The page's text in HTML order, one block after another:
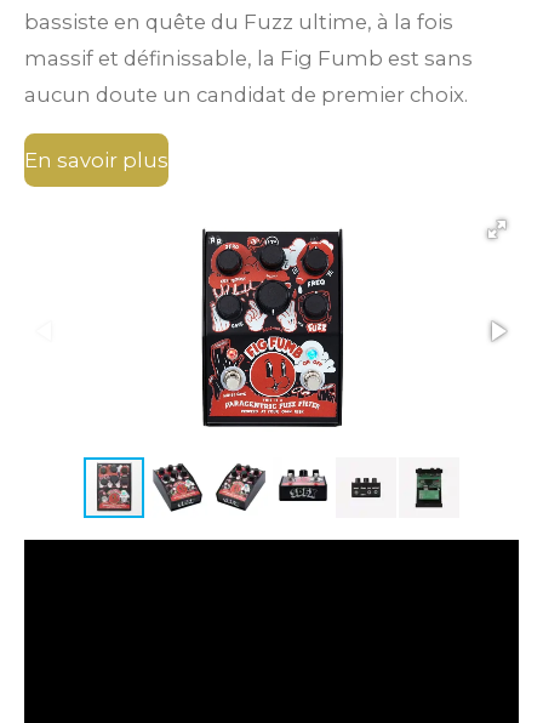
bassiste en quête du Fuzz ultime, à la fois
massif et définissable, la Fig Fumb est sans
aucun doute un candidat de premier choix.
En savoir plus